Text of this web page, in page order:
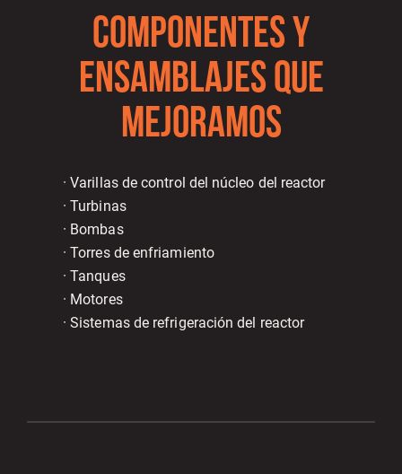
COMPONENTES Y
ENSAMBLAJES QUE
MEJORAMOS
· Varillas de control del núcleo del reactor
· Turbinas
· Bombas
· Torres de enfriamiento
· Tanques
· Motores
· Sistemas de refrigeración del reactor